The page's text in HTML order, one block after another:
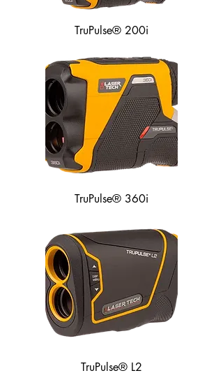
TruPulse® 200i
TruPulse® 360i
TruPulse® L2